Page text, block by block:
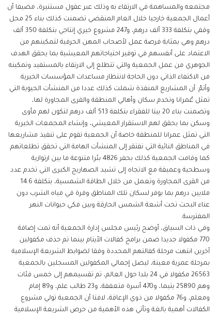
مجتمعه والمساهمة في الارتقاء به وذلك عبر عقول مستنيرة، مضيفا أن
أعمال الجمعية خارجيا خلال العام المنقضي تضمنت كذلك بناء 25 محل
وقفي بتكلفة 333 ألف درهم، و247 مشروع خيري إنتاجي بتكلفة 350 ألف
درهم وهي بمثابة فرصة عمل لأصحاب المهن الحرفية لتمكينهم من
الاعتماد على أنفسهم في توفير احتياجاتهم المعيشية بما يحقق الهدف
الجوهري من عمل الجمعية والتي تتطلع إلى الارتقاء بالمستفيد وتمكينه
من الاكتفاء الذاتي دون الحاجة لانتظار مساعدات المؤسسات الخيرية.
وأتمّ: أن المشاريع المنفذة شملت كذلك عددا من المنشأت الحيوية التي
تمثل عٌمرانا وتخدم سكان وأهالي المنطقة والقرى المجاورة لها،
وتضمنت بناء 20 بيتا للفقراء بتكلفة 513 ألف درهم لتكون لهم مأوى
وسكن بما يحقق لهم الاستقرار المعيشي، وإنشاء المجمعات الخيرية
التي تمثل عمرانا للمنطقة خاصة أن الجمعية تقوم على تنفيذ مشاريعها
في المناطق النائية التي تفتقر إلى المنشأت الهامة التي تحقق تطلعاتهم.
كما وقامت الجمعية كذلك بحفر 4826 بئرا متنوعة ما بين ارتوازية
وسطحية وعميقة مع الاتجاه إلى تشيد الصهاريج الكبرى التي تخدم عدد
من القرى المجاورة وتعمل من خلال الطاقة الشمسية، بتكلفة 14.6
ملايين درهم بما يوفر لسكان تلك المناطق وفرة في مياه الشرب دون
عناء البحث تحت أشعة الشمس الحارقة وبين فكي حيوانات النهر
المفترسة.
وفي ذات السياق، أوضح رئيس مجلس إدارة الجمعية أنه تمت إضافة
770 مكفولا جديدا ضمن برامج كفالات الأيتام بينما تم حذف مكفولين
آخرين انتهت مرحلة كفالتهم المحددة وفقا لضوابط الشريعة الإسلامية
بمرحلة عمرية معينة، ليصل إجمالي المكفولين المسجلين بالجمعية
26563 مكفولا في 24 بلدا حول العالم، تم تقسيمهم إلى خمس فئات
وهم 25890 يتيما، و470 أسرة متعففة، و23 طالب علم، و89 إمام
ومعلم، و76 مكفولا من ذوي الإعاقة، لافتا أن الجمعية تولي مشروع
الكفالات أهمية بالغة وتأتي هذه الأهمية من حرص الشريعة الإسلامية